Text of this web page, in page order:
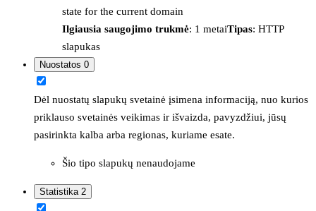
state for the current domain
Ilgiausia saugojimo trukmė: 1 metaiTipas: HTTP
slapukas
Nuostatos 0
Dėl nuostatų slapukų svetainė įsimena informaciją, nuo kurios
priklauso svetainės veikimas ir išvaizda, pavyzdžiui, jūsų
pasirinkta kalba arba regionas, kuriame esate.
Šio tipo slapukų nenaudojame
Statistika 2